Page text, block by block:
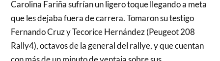
Carolina Fariña sufrían un ligero toque llegando a meta
que les dejaba fuera de carrera. Tomaron su testigo
Fernando Cruz y Tecorice Hernández (Peugeot 208
Rally4), octavos de la general del rallye, y que cuentan